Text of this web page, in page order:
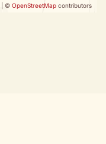
© OpenStreetMap contributors